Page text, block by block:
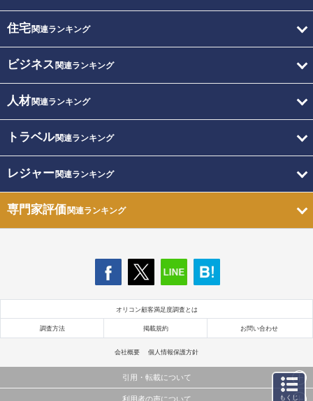
住宅関連ランキング
ビジネス 関連ランキング
人材関連ランキング
トラベル関連ランキング
レジャー関連ランキング
専門家評価関連ランキング
オリコン顧客満足度調査とは
調査方法 掲載規約 お問い合わせ
会社概要 個人情報保護方針
引用・転載について
利用者の声について もくじ